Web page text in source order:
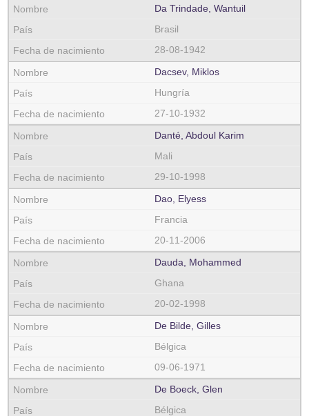
Da Trindade, Wantuil
Brasil
28-08-1942
Dacsev, Miklos
Hungría
27-10-1932
Danté, Abdoul Karim
Mali
29-10-1998
Dao, Elyess
Francia
20-11-2006
Dauda, Mohammed
Ghana
20-02-1998
De Bilde, Gilles
Bélgica
09-06-1971
De Boeck, Glen
Bélgica